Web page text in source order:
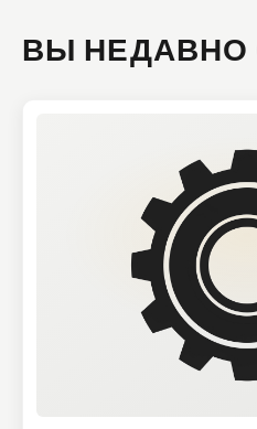
ВЫ НЕДАВНО